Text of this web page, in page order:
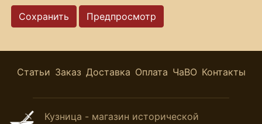
Статьи Заказ Доставка Оплата ЧаВО Контакты
Кузница - магазин исторической